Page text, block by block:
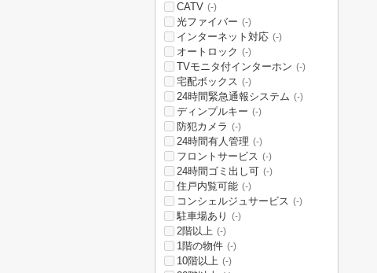
CATV (-)
光ファイバー (-)
インターネット対応 (-)
オートロック (-)
TVモニタ付インターホン (-)
宅配ボックス (-)
24時間緊急通報システム (-)
ディンプルキー (-)
防犯カメラ (-)
24時間有人管理 (-)
フロントサービス (-)
24時間ゴミ出し可 (-)
住戸内覧可能 (-)
コンシェルジュサービス (-)
駐車場あり (-)
2階以上 (-)
1階の物件 (-)
10階以上 (-)